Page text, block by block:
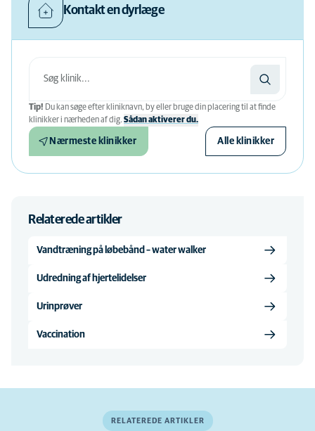
Kontakt en dyrlæge
Tip! Du kan søge efter kliniknavn, by eller bruge din placering til at finde
klinikker i nærheden af ​​dig. Sådan aktiverer du.
Nærmeste klinikker Alle klinikker
Relaterede artikler
Vandtræning på løbebånd – water walker
Udredning af hjertelidelser
Urinprøver
Vaccination
RELATEREDE ARTIKLER